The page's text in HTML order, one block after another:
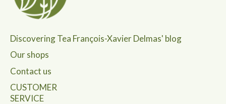
Discovering Tea François-Xavier Delmas' blog
Our shops
Contact us
CUSTOMER
SERVICE